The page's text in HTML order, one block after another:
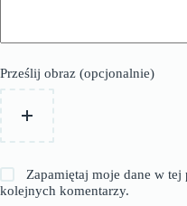
Prześlij obraz (opcjonalnie)
Zapamiętaj moje dane w tej
kolejnych komentarzy.